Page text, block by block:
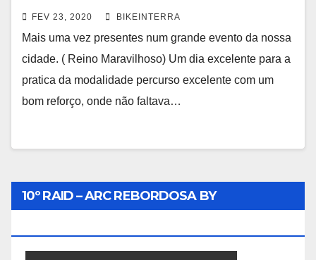
FEV 23, 2020 BIKEINTERRA
Mais uma vez presentes num grande evento da nossa
cidade. ( Reino Maravilhoso) Um dia excelente para a
pratica da modalidade percurso excelente com um
bom reforço, onde não faltava…
10º RAID – ARC REBORDOSA BY